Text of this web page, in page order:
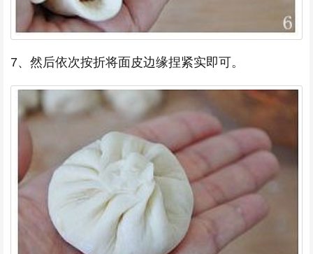
7、然后依次按折将面皮边缘捏紧实即可。